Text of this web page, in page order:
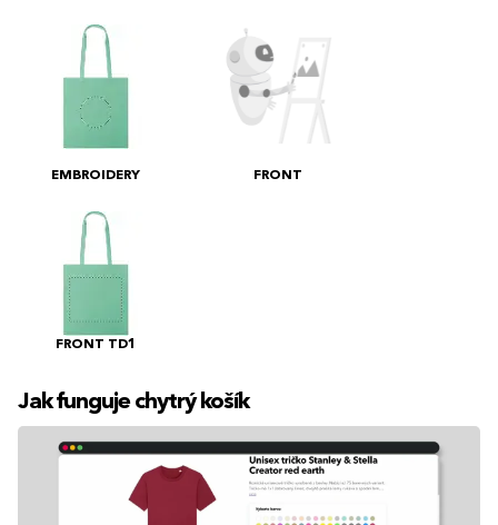
EMBROIDERY FRONT
FRONT TD1
Jak funguje chytrý košík